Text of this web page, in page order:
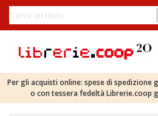
Per gli acquisti online: spese di spedizione
o con tessera fedeltà Librerie.coop